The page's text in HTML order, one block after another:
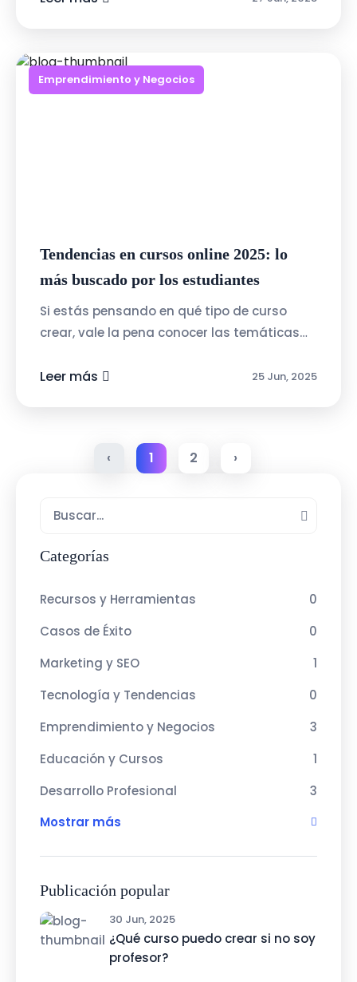
Emprendimiento y Negocios
Tendencias en cursos online 2025: lo
más buscado por los estudiantes
Si estás pensando en qué tipo de curso
crear, vale la pena conocer las temáticas
están priorizando:Inteligencia Artific...
Leer más 25 Jun, 2025
‹ 1 2 ›
Categorías
Recursos y Herramientas
0
Casos de Éxito
0
Marketing y SEO
1
Tecnología y Tendencias
0
Emprendimiento y Negocios
3
Educación y Cursos
1
Desarrollo Profesional
3
Mostrar más
Publicación popular
30 Jun, 2025
¿Qué curso puedo crear si no soy
profesor?